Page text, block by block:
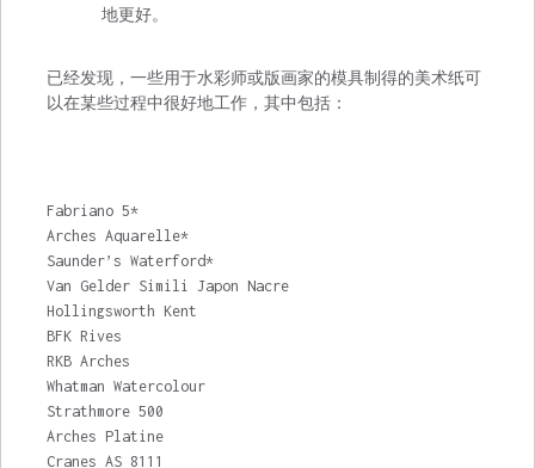
地更好。
已经发现，一些用于水彩师或版画家的模具制得的美术纸可
以在某些过程中很好地工作，其中包括：
Fabriano 5*
Arches Aquarelle*
Saunder’s Waterford*
Van Gelder Simili Japon Nacre
Hollingsworth Kent
BFK Rives
RKB Arches
Whatman Watercolour
Strathmore 500
Arches Platine
Cranes AS 8111